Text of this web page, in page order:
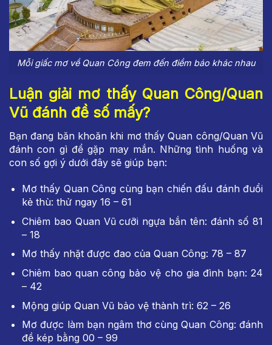
Mỗi giấc mơ về Quan Công đem đến điềm báo khác nhau
Luận giải mơ thấy Quan Công/Quan
Vũ đánh đề số mấy?
Bạn đang băn khoăn khi mơ thấy Quan công/Quan Vũ
đánh con gì để gặp may mắn. Những tình huống và
con số gợi ý dưới đây sẽ giúp bạn:
Mơ thấy Quan Công cùng bạn chiến đấu đánh đuổi
kẻ thù: thử ngay 16 – 61
Chiêm bao Quan Vũ cưỡi ngựa bắn tên: đánh số 81
– 18
Mơ thấy nhặt được đao của Quan Công: 78 – 87
Chiêm bao quan công bảo vệ cho gia đình bạn: 24
– 42
Mộng giúp Quan Vũ bảo vệ thành trì: 62 – 26
Mơ được làm bạn ngâm thơ cùng Quan Công: đánh
đề kép bằng 00 – 99